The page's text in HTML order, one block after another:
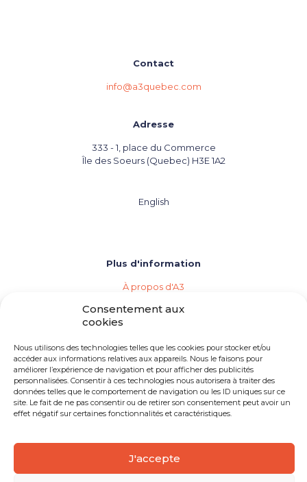
Consentement aux
cookies
Nous utilisons des technologies telles que les cookies pour stocker et/ou
accéder aux informations relatives aux appareils. Nous le faisons pour
améliorer l’expérience de navigation et pour afficher des publicités
personnalisées. Consentir à ces technologies nous autorisera à traiter des
données telles que le comportement de navigation ou les ID uniques sur ce
site. Le fait de ne pas consentir ou de retirer son consentement peut avoir un
effet négatif sur certaines fonctionnalités et caractéristiques.
J'accepte
Contact
info@a3quebec.com
Adresse
333 - 1, place du Commerce
Île des Soeurs (Quebec) H3E 1A2
English
Plus d'information
À propos d'A3
Répertoire des membres d'A3
Événements (Calendrier de l'industrie)
Devenir membre d'A3
Besoin d'une agence
Opportunités d'emploi
© 2026 A3 Québec | Tous droits réservés